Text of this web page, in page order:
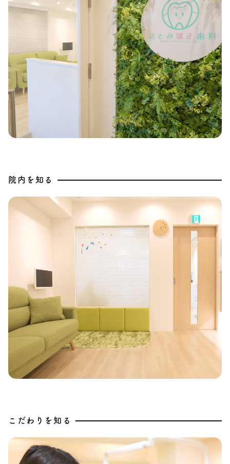
院内を知る
こだわりを知る